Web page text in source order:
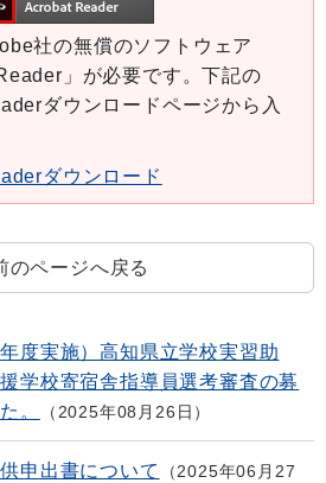
社の無償のソフトウェア
」が必要です。下記の
ダウンロードページから入
ダウンロード
のページへ戻る
度実施）高知県立学校実習助
学校寄宿舎指導員選考審査の募
。
2025年08月26日
申出書について
2025年06月27